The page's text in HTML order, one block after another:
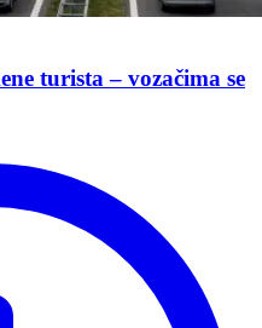
turista – vozačima se